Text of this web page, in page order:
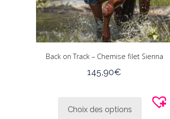
Back on Track – Chemise filet Sienna
145,90€
Choix des options
produit